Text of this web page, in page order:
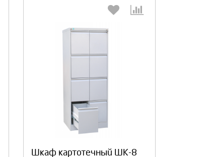
Шкаф картотечный ШК-8
Продолжить